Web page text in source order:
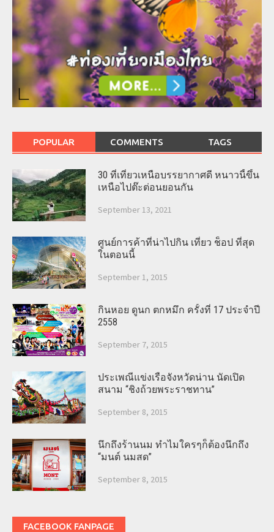
POPULAR COMMENTS TAGS
30 ที่เที่ยวเหนือบรรยากาศดี หนาวนี้ขึ้น
เหนือไปต๊ะต่อนยอนกัน
September 13, 2021
ศูนย์การค้าที่น่าไปกิน เที่ยว ช็อป ที่สุด
ในตอนนี้
September 1, 2015
กินหอย ดูนก ตกหมึก ครั้งที่ 17 ประจำปี
2558
September 7, 2015
ประเพณีแข่งเรือจังหวัดน่าน นัดเปิด
สนาม “ชิงถ้วยพระราชทาน”
September 8, 2015
นึกถึงร้านนม ทำไมใครๆก็ต้องนึกถึง
“มนต์ นมสด”
September 8, 2015
FACEBOOK FANPAGE